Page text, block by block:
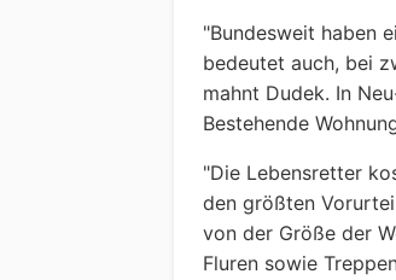
"Bundesweit haben
bedeutet auch, bei
mahnt Dudek. In
Bestehende
"Die Lebensretter
den größten
von der Größe der
Fluren sowie